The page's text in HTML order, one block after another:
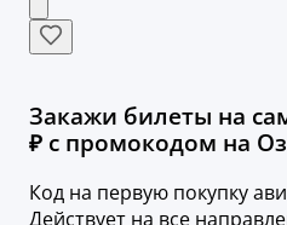
Закажи билеты на
₽ с промокодом на
Код на первую покупку
Действует на все